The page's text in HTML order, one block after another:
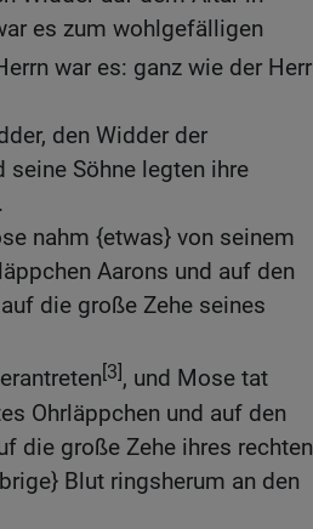
es zum wohlgefälligen
war es: ganz wie der Herr
den Widder der
seine Söhne legten ihre
nahm {etwas} von seinem
Aarons und auf den
die große Zehe seines
[3], und Mose tat
Ohrläppchen und auf den
die große Zehe ihres rechten
Blut ringsherum an den